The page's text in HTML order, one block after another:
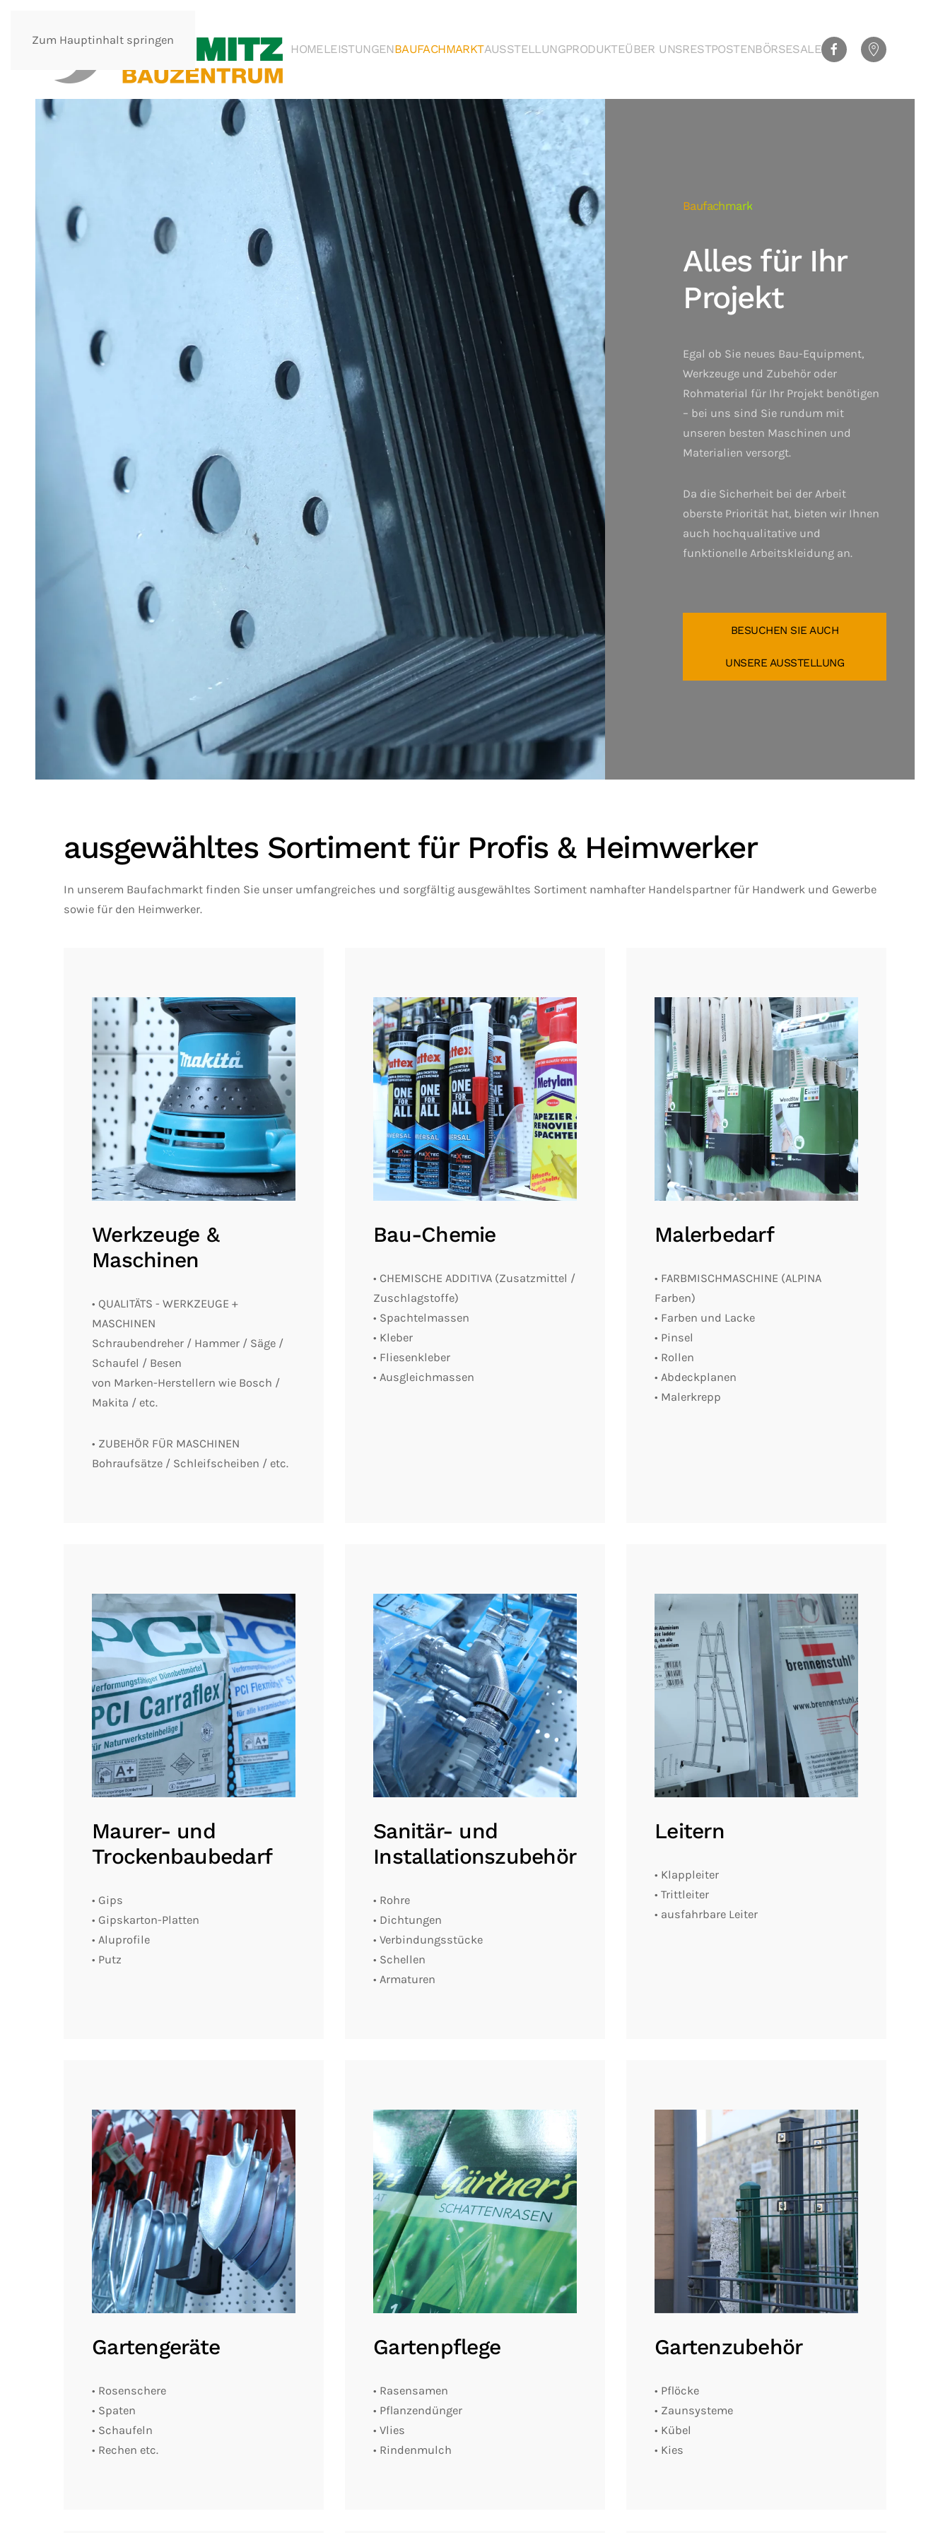
Zum Hauptinhalt springen
HOMELEISTUNGENBAUFACHMARKTAUSSTELLUNGPRODUKTEÜBER UNSRESTPOSTENBÖRSESALE
Baufachmark
Alles für Ihr
Projekt
Egal ob Sie neues Bau-Equipment,
Werkzeuge und Zubehör oder
Rohmaterial für Ihr Projekt benötigen
– bei uns sind Sie rundum mit
unseren besten Maschinen und
Materialien versorgt.
Da die Sicherheit bei der Arbeit
oberste Priorität hat, bieten wir Ihnen
auch hochqualitative und
funktionelle Arbeitskleidung an.
BESUCHEN SIE AUCH
UNSERE AUSSTELLUNG
ausgewähltes Sortiment für Profis & Heimwerker
In unserem Baufachmarkt finden Sie unser umfangreiches und sorgfältig ausgewähltes Sortiment namhafter Handelspartner für Handwerk und Gewerbe
sowie für den Heimwerker.
Werkzeuge &
Maschinen
• QUALITÄTS - WERKZEUGE +
MASCHINEN
Schraubendreher / Hammer / Säge /
Schaufel / Besen
von Marken-Herstellern wie Bosch /
Makita / etc.
• ZUBEHÖR FÜR MASCHINEN
Bohraufsätze / Schleifscheiben / etc.
Bau-Chemie
• CHEMISCHE ADDITIVA (Zusatzmittel /
Zuschlagstoffe)
• Spachtelmassen
• Kleber
• Fliesenkleber
• Ausgleichmassen
Malerbedarf
• FARBMISCHMASCHINE (ALPINA
Farben)
• Farben und Lacke
• Pinsel
• Rollen
• Abdeckplanen
• Malerkrepp
Maurer- und
Trockenbaubedarf
• Gips
• Gipskarton-Platten
• Aluprofile
• Putz
Sanitär- und
Installationszubehör
• Rohre
• Dichtungen
• Verbindungsstücke
• Schellen
• Armaturen
Leitern
• Klappleiter
• Trittleiter
• ausfahrbare Leiter
Gartengeräte
• Rosenschere
• Spaten
• Schaufeln
• Rechen etc.
Gartenpflege
• Rasensamen
• Pflanzendünger
• Vlies
• Rindenmulch
Gartenzubehör
• Pflöcke
• Zaunsysteme
• Kübel
• Kies